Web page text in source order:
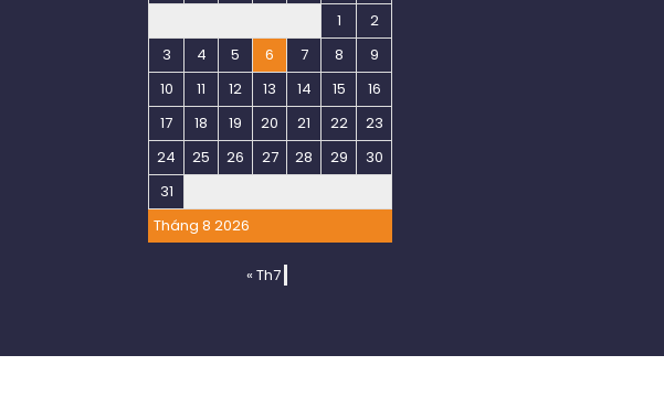
Tháng 8 2026
1
2
3
4 5 6 7 8
9
10
11 12 13 14 15
16
17
18 19 20 21 22
23
24
25 26 27 28 29
30
31
« Th7